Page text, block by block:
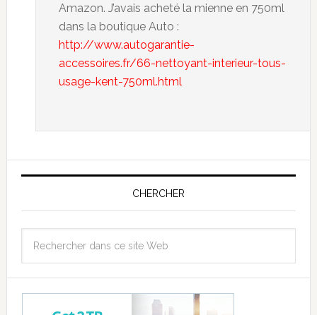
Amazon. J’avais acheté la mienne en 750ml
dans la boutique Auto :
http://www.autogarantie-
accessoires.fr/66-nettoyant-interieur-tous-
usage-kent-750ml.html
CHERCHER